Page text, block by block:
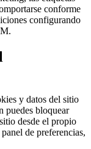
conforme
configurando
y datos del sitio
puedes bloquear
desde el propio
de preferencias,